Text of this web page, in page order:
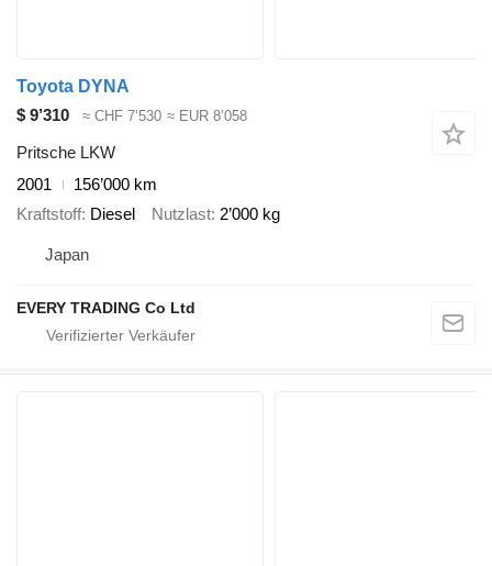
Toyota DYNA
$ 9’310
≈ CHF 7’530 ≈ EUR 8’058
Pritsche LKW
2001
156’000 km
Kraftstoff Diesel Nutzlast 2’000 kg
Japan
EVERY TRADING Co Ltd